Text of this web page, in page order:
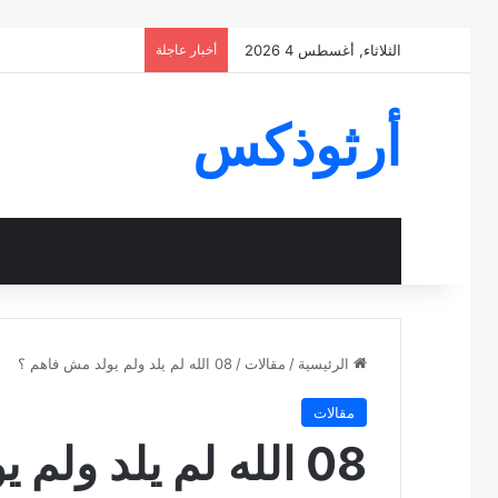
الثلاثاء, أغسطس 4 2026 أخبار عاجلة
أرثوذكس
الرئيسية / مقالات / 08 الله لم يلد ولم يولد مش فاهم ؟
مقالات
08 الله لم يلد ولم يولد مش فاهم ؟